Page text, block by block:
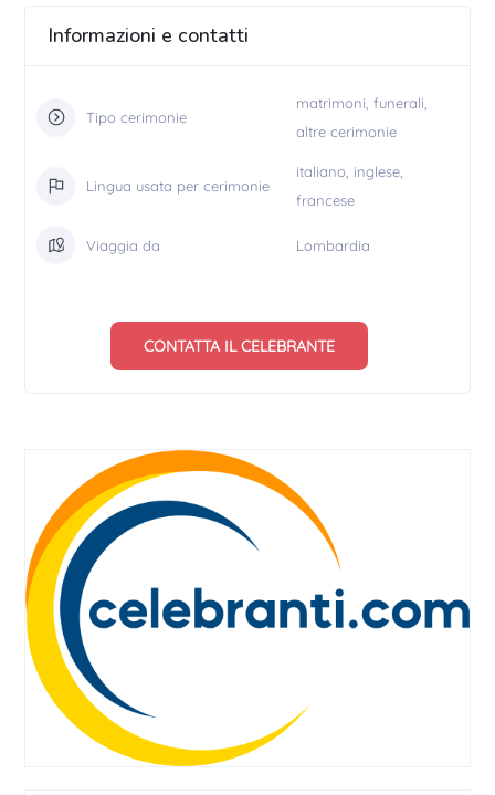
Informazioni e contatti
Tipo cerimonie
matrimoni, funerali,
altre cerimonie
Lingua usata per cerimonie
italiano, inglese,
francese
Viaggia da Lombardia
CONTATTA IL CELEBRANTE